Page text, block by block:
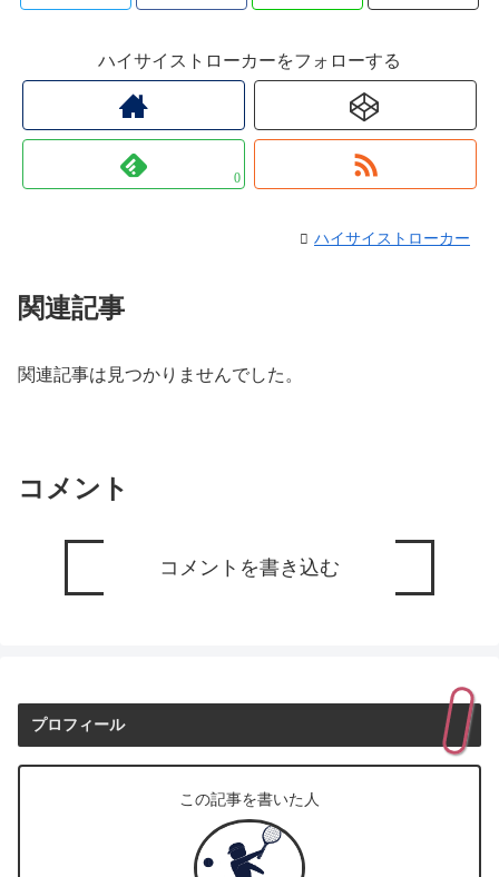
ハイサイストローカーをフォローする
0
ハイサイストローカー
関連記事
関連記事は見つかりませんでした。
コメント
コメントを書き込む
プロフィール
この記事を書いた人